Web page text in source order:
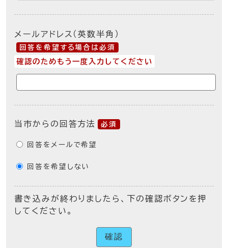
メールアドレス（英数半角）
回答を希望する場合は必須
確認のためもう一度入力してください
当市からの回答方法 必須
回答をメールで希望
回答を希望しない
書き込みが終わりましたら、下の確認ボタンを押
してください。
確認